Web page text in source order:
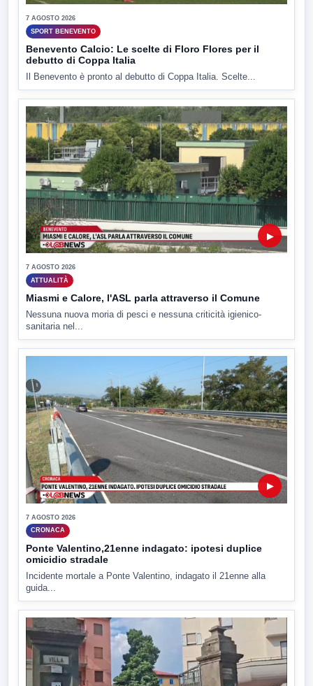
7 AGOSTO 2026
SPORT BENEVENTO
Benevento Calcio: Le scelte di Floro Flores per il
debutto di Coppa Italia
Il Benevento è pronto al debutto di Coppa Italia. Scelte...
▶
7 AGOSTO 2026
ATTUALITÀ
Miasmi e Calore, l'ASL parla attraverso il Comune
Nessuna nuova moria di pesci e nessuna criticità igienico-
sanitaria nel...
▶
7 AGOSTO 2026
CRONACA
Ponte Valentino,21enne indagato: ipotesi duplice
omicidio stradale
Incidente mortale a Ponte Valentino, indagato il 21enne alla
guida...